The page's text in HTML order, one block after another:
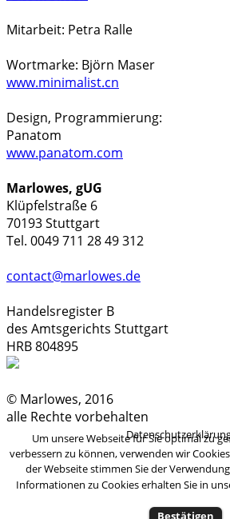
Mitarbeit: Petra Ralle
Wortmarke: Björn Maser
www.minimalist.cn
Design, Programmierung:
Panatom
www.panatom.com
Marlowes, gUG
Klüpfelstraße 6
70193 Stuttgart
Tel. 0049 711 28 49 312
contact@marlowes.de
Handelsregister B
des Amtsgerichts Stuttgart
HRB 804895
© Marlowes, 2016
alle Rechte vorbehalten
Um unsere Webseite für Sie optimal zu
verbessern zu können, verwenden wir
der Webseite stimmen Sie der
Informationen zu Cookies erhalten Sie in
Bestätigen